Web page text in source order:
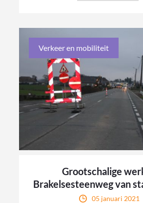
Verkeer en mobiliteit
Grootschalige
Brakelsesteenweg van
05 januari 2021